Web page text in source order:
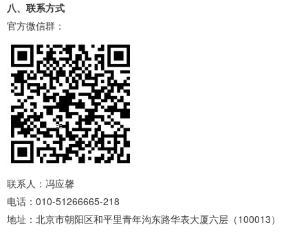
八、联系方式
官方微信群：
联系人：冯应馨
电话：010-51266665-218
地址：北京市朝阳区和平里青年沟东路华表大厦六层（100013）